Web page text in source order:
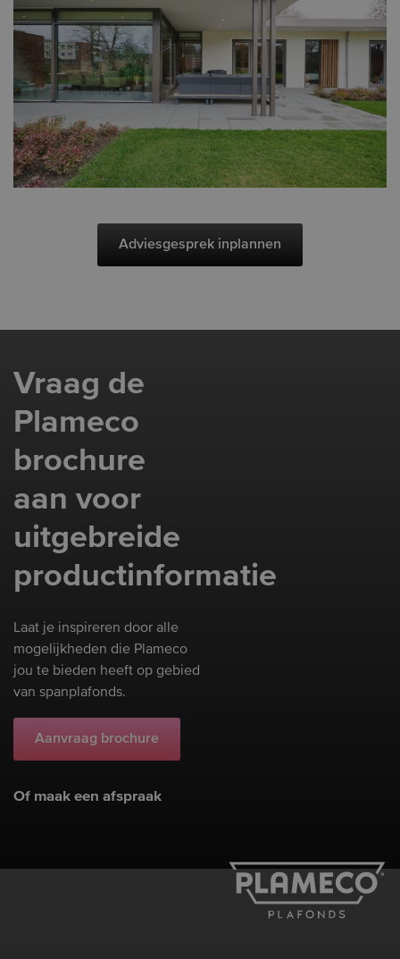
Adviesgesprek inplannen
Vraag de
Plameco
brochure
aan voor
uitgebreide
productinformatie
Laat je inspireren door alle
mogelijkheden die Plameco
jou te bieden heeft op gebied
van spanplafonds.
Aanvraag brochure
Of maak een afspraak